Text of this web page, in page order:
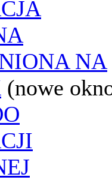
NA
(nowe